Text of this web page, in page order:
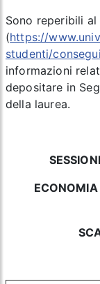
Sono reperibili
(https://
studenti/
informazioni
depositare in
della laurea.
ECONOMIA